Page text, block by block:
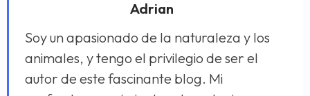
Adrian
Soy un apasionado de la naturaleza y los
animales, y tengo el privilegio de ser el
autor de este fascinante blog. Mi